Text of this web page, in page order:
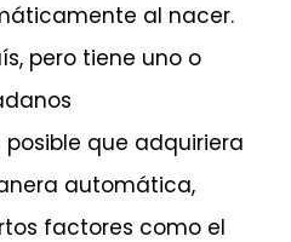
al nacer.
pero tiene uno o
que adquiriera
automática,
factores como el